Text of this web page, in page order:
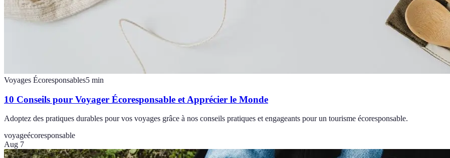
Voyages Écoresponsables5 min
10 Conseils pour Voyager Écoresponsable et Apprécier le Monde
Adoptez des pratiques durables pour vos voyages grâce à nos conseils pratiques et engageants pour un tourisme écoresponsable.
voyageécoresponsable
Aug 7